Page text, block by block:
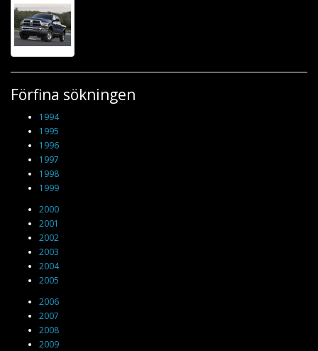
Förfina sökningen
1994
1995
1996
1997
1998
1999
2000
2001
2002
2003
2004
2005
2006
2007
2008
2009